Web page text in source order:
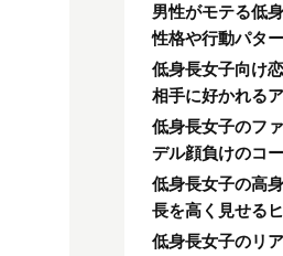
男性がモテる低
性格や行動パタ
低身長女子向け
相手に好かれる
低身長女子のフ
デル顔負けのコ
低身長女子の高
長を高く見せる
低身長女子のリ